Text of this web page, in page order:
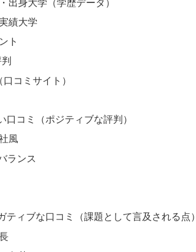
出身大学（学歴データ）
績大学
ト
コミサイト）
口コミ（ポジティブな評判）
風
ランス
ティブな口コミ（課題として言及される点）